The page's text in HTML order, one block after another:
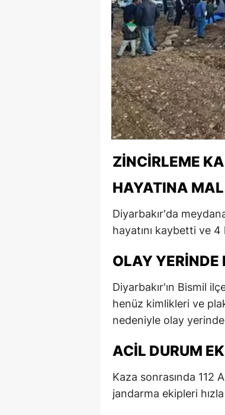
ZINCIRLEME
HAYATINA
Diyarbakır'da
hayatını kaybetti ve 4
OLAY YERINDE
Diyarbakır'ın Bismil
henüz kimlikleri ve
nedeniyle olay
ACIL DURUM
Kaza sonrasında 112
jandarma ekipleri